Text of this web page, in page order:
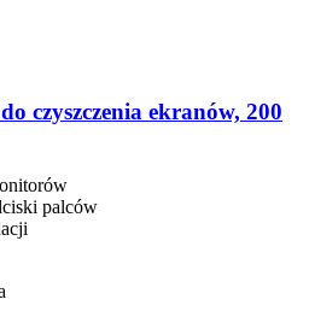
czyszczenia ekranów, 200
palców